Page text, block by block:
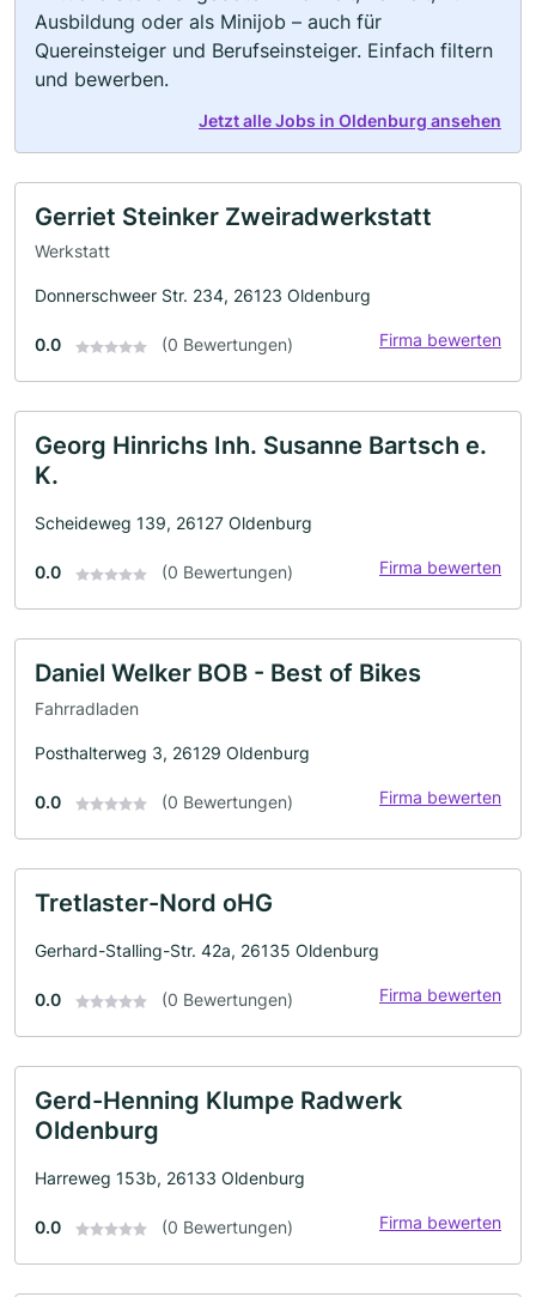
Ausbildung oder als Minijob – auch für
Quereinsteiger und Berufseinsteiger. Einfach filtern
und bewerben.
Jetzt alle Jobs in Oldenburg ansehen
Gerriet Steinker Zweiradwerkstatt
Werkstatt
Donnerschweer Str. 234, 26123 Oldenburg
0.0 (0 Bewertungen) Firma bewerten
Georg Hinrichs Inh. Susanne Bartsch e.
K.
Scheideweg 139, 26127 Oldenburg
0.0 (0 Bewertungen) Firma bewerten
Daniel Welker BOB - Best of Bikes
Fahrradladen
Posthalterweg 3, 26129 Oldenburg
0.0 (0 Bewertungen) Firma bewerten
Tretlaster-Nord oHG
Gerhard-Stalling-Str. 42a, 26135 Oldenburg
0.0 (0 Bewertungen) Firma bewerten
Gerd-Henning Klumpe Radwerk
Oldenburg
Harreweg 153b, 26133 Oldenburg
0.0 (0 Bewertungen) Firma bewerten